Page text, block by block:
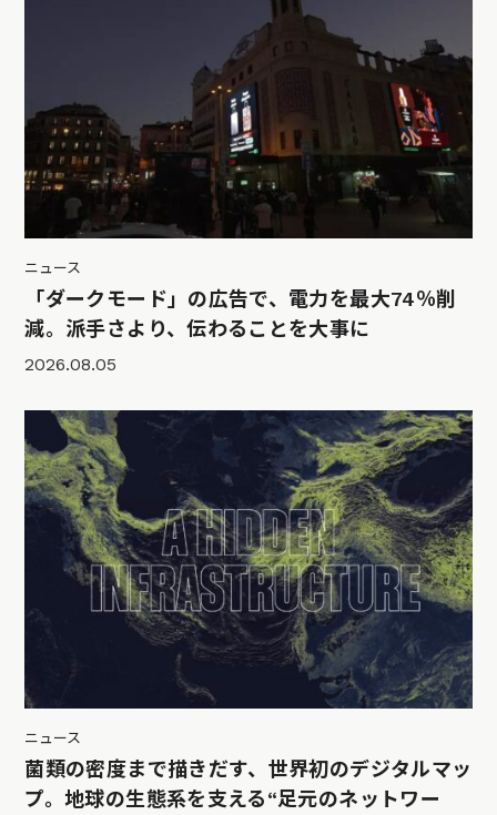
ニュース
「ダークモード」の広告で、電力を最大74％削
減。派手さより、伝わることを大事に
2026.08.05
ニュース
菌類の密度まで描きだす、世界初のデジタルマッ
プ。地球の生態系を支える“足元のネットワー